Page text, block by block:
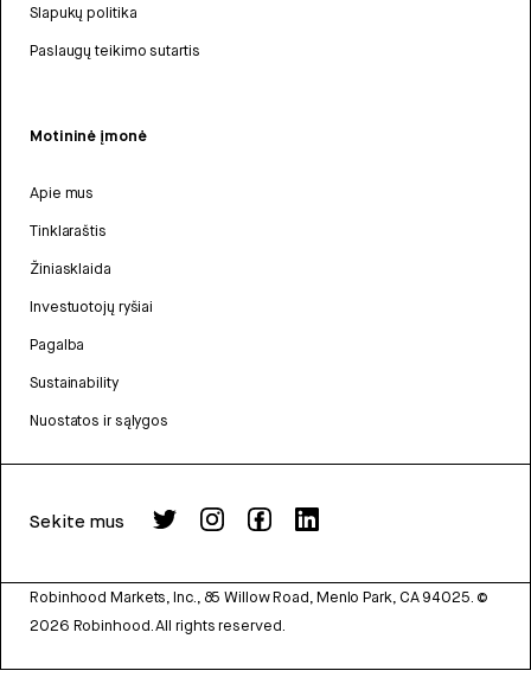
Slapukų politika
Paslaugų teikimo sutartis
Motininė įmonė
Apie mus
Tinklaraštis
Žiniasklaida
Investuotojų ryšiai
Pagalba
Sustainability
Nuostatos ir sąlygos
Sekite mus
Robinhood Markets, Inc., 85 Willow Road, Menlo Park, CA 94025. ©
2026 Robinhood. All rights reserved.